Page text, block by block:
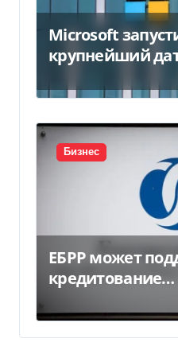
Microsoft
крупнейший
миллиарда
Бизнес
ЕБРР может
кредитование
300 млн евро —